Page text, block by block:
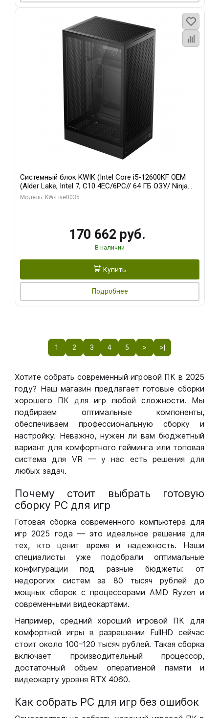
Системный блок KWIK (Intel Core i5-12600KF OEM
(Alder Lake, Intel 7, C10 4EC/6PC// 64 ГБ ОЗУ/ Ninja
Sinotex GTX1650 4GB 128bit GDDR6 DVI DP HDMI 2/
Модель: KW-Live0035
170 662 руб.
В наличии
Купить
Подробнее
1 2 3 4 5 > >|
Хотите собрать современный игровой ПК в 2025
году? Наш магазин предлагает готовые сборки
хорошего ПК для игр любой сложности. Мы
подбираем оптимальные компоненты,
обеспечиваем профессиональную сборку и
настройку. Неважно, нужен ли вам бюджетный
вариант для комфортного гейминга или топовая
система для VR — у нас есть решения для
любых задач.
Почему стоит выбрать готовую
сборку РС для игр
Готовая сборка современного компьютера для
игр 2025 года — это идеальное решение для
тех, кто ценит время и надежность. Наши
специалисты уже подобрали оптимальные
конфигурации под разные бюджеты: от
недорогих систем за 80 тысяч рублей до
мощных сборок с процессорами AMD Ryzen и
современными видеокартами.
Например, средний хороший игровой ПК для
комфортной игры в разрешении FullHD сейчас
стоит около 100–120 тысяч рублей. Такая сборка
включает производительный процессор,
достаточный объем оперативной памяти и
видеокарту уровня RTX 4060.
Как собрать РС для игр без ошибок